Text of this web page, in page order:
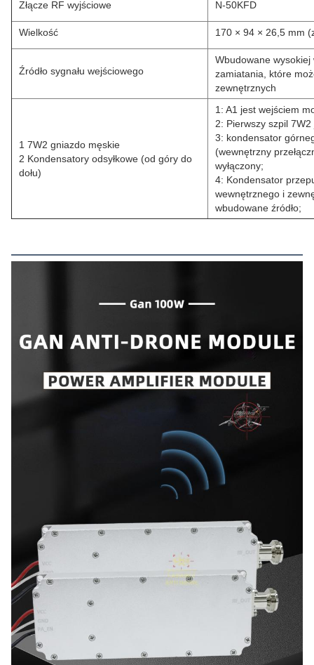
Złącze RF wyjściowe N-50KFD
Wielkość 170 × 94 × 26,5 mm
Źródło sygnału wejściowego
Wbudowane wysokiej
zamiatania, które
zewnętrznych
1 7W2 gniazdo męskie
2 Kondensatory odsyłkowe (od góry do
dołu)
1: A1 jest wejściem
2: Pierwszy szpil
3: kondensator
(wewnętrzny
wyłączony;
4: Kondensator
wewnętrznego i
wbudowane źródło;